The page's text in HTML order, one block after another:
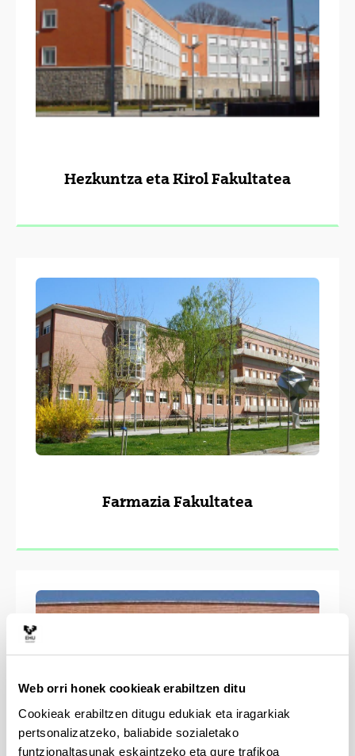
Web orri honek cookieak erabiltzen ditu
Cookieak erabiltzen ditugu edukiak eta iragarkiak
pertsonalizatzeko, baliabide sozialetako
funtzionaltasunak eskaintzeko eta gure trafikoa
Hezkuntza eta Kirol Fakultatea
Farmazia Fakultatea